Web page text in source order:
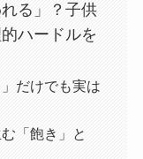
る」？子供
ハードルを
だけでも実は
「飽き」と